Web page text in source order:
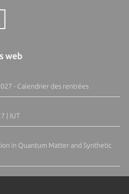
web
- Calendrier des rentrées
| IUT
in Quantum Matter and Synthetic